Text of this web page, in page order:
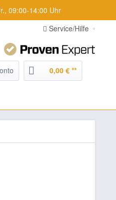
09:00-14:00 Uhr
Service/Hilfe
0,00 € **